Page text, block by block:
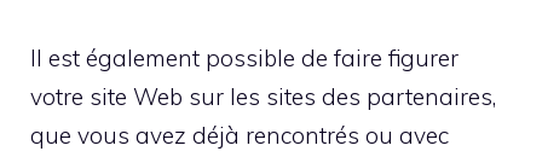
Il est également possible de faire figurer
votre site Web sur les sites des partenaires,
que vous avez déjà rencontrés ou avec